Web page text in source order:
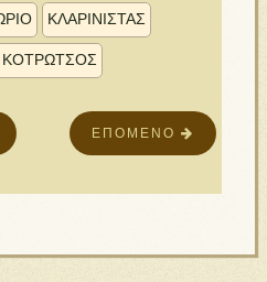
ΚΛΑΡΙΝΊΣΤΑΣ
ΕΠΌΜΕΝΟ